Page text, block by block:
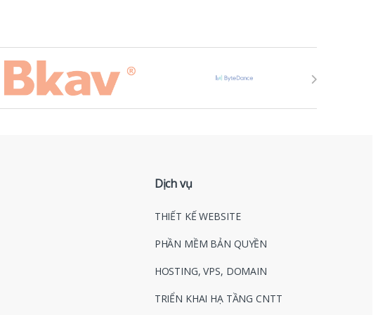
Dịch vụ
THIẾT KẾ WEBSITE
PHẦN MỀM BẢN QUYỀN
HOSTING, VPS, DOMAIN
TRIỂN KHAI HẠ TẦNG CNTT